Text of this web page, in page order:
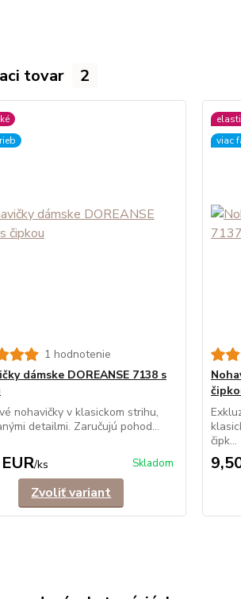
tovar 2
1 hodnotenie
dámske DOREANSE 7138 s
nohavičky v klasickom strihu,
detailmi. Zaručujú pohod...
/ks Skladom
Zvoliť variant
viac
čipk...